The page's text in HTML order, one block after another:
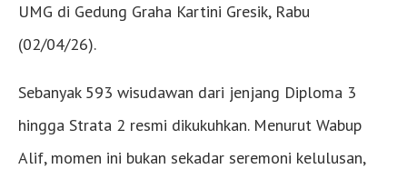
UMG di Gedung Graha Kartini Gresik, Rabu
(02/04/26).
Sebanyak 593 wisudawan dari jenjang Diploma 3
hingga Strata 2 resmi dikukuhkan. Menurut Wabup
Alif, momen ini bukan sekadar seremoni kelulusan,